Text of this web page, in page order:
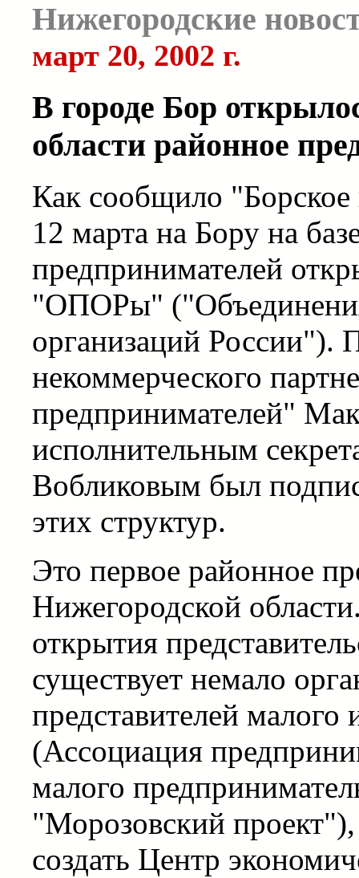
Нижегородские
март 20, 2002 г.
В городе Бор
области районное
Как сообщило
12 марта на Бору на
предпринимателей
"ОПОРы"
организаций России").
некоммерческого
предпринимателей"
исполнительным
Вобликовым был
этих структур.
Это первое районное
Нижегородской
открытия
существует немало
представителей малого
(Ассоциация
малого
"Морозовский
создать Центр